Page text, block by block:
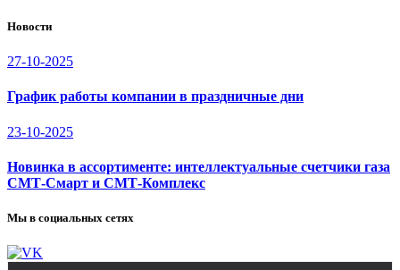
Новости
27-10-2025
График работы компании в праздничные дни
23-10-2025
Новинка в ассортименте: интеллектуальные счетчики газа
СМТ-Смарт и СМТ-Комплекс
Мы в социальных сетях